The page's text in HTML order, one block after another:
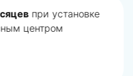
при установке
центром